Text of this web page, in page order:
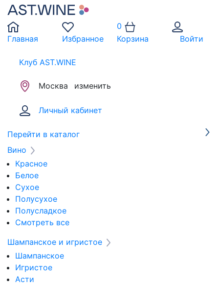
Главная Избранное
0
Корзина
Войти
Клуб AST.WINE
Москва изменить
Личный кабинет
Перейти в каталог
Вино
Красное
Белое
Сухое
Полусухое
Полусладкое
Смотреть все
Шампанское и игристое
Шампанское
Игристое
Асти